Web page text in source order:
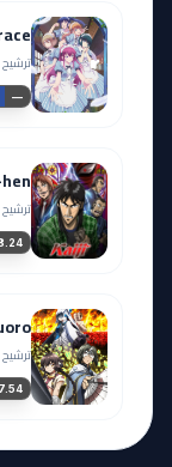
—
7.54